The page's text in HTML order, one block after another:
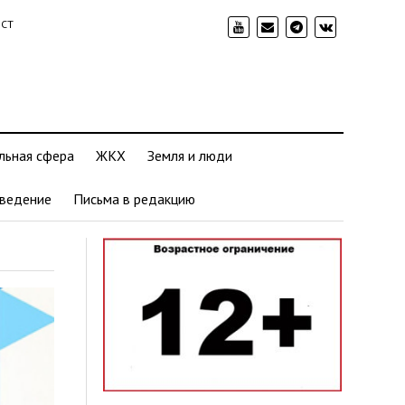
сфера ЖКХ Земля и люди
Письма в редакцию